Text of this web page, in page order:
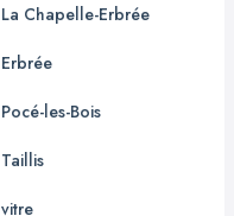
La Chapelle-Erbrée
Erbrée
Pocé-les-Bois
Taillis
vitre